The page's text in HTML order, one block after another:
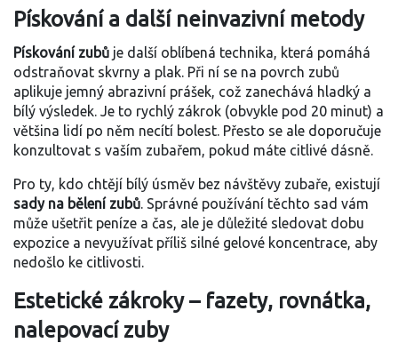
Pískování a další neinvazivní metody
Pískování zubů je další oblíbená technika, která pomáhá
odstraňovat skvrny a plak. Při ní se na povrch zubů
aplikuje jemný abrazivní prášek, což zanechává hladký a
bílý výsledek. Je to rychlý zákrok (obvykle pod 20 minut) a
většina lidí po něm necítí bolest. Přesto se ale doporučuje
konzultovat s vaším zubařem, pokud máte citlivé dásně.
Pro ty, kdo chtějí bílý úsměv bez návštěvy zubaře, existují
sady na bělení zubů. Správné používání těchto sad vám
může ušetřit peníze a čas, ale je důležité sledovat dobu
expozice a nevyužívat příliš silné gelové koncentrace, aby
nedošlo ke citlivosti.
Estetické zákroky – fazety, rovnátka,
nalepovací zuby